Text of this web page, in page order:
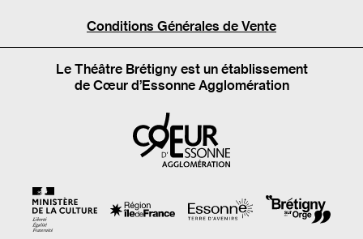
Conditions Générales de Vente
Le Théâtre Brétigny est un établissement
de Cœur d’Essonne Agglomération